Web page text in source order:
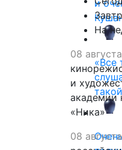
и
«Все
На
08 августа
и
академии
«Ника»
08 августа